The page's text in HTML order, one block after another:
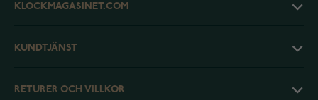
KLOCKMAGASINET.COM
KUNDTJÄNST
RETURER OCH VILLKOR